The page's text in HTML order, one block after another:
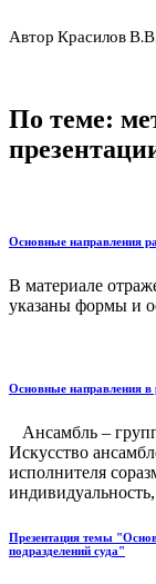
Автор Красилов
По теме:
Основные направления
В материале
указаны формы и
Основные направления в
Ансамбль –
Искусство
исполнителя
Презентация темы
подразделений суда"